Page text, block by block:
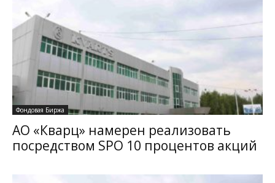
Фондовая Биржа
АО «Кварц» намерен реализовать
посредством SPO 10 процентов акций